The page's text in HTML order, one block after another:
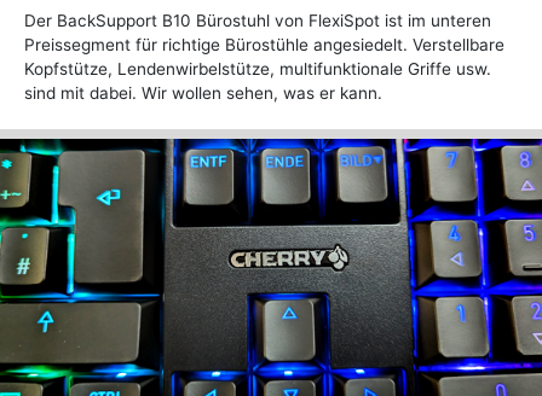
Der BackSupport B10 Bürostuhl von FlexiSpot ist im unteren
Preissegment für richtige Bürostühle angesiedelt. Verstellbare
Kopfstütze, Lendenwirbelstütze, multifunktionale Griffe usw.
sind mit dabei. Wir wollen sehen, was er kann.